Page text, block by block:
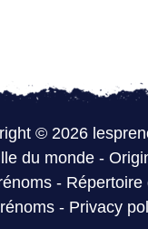
© 2026
du monde -
- Répertoire
- Privacy